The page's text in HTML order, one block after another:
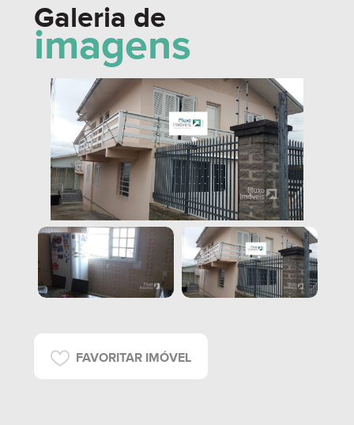
Galeria de
imagens
FAVORITAR IMÓVEL